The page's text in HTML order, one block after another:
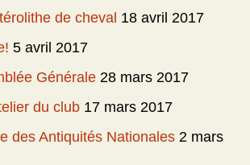
de cheval 18 avril 2017
5 avril 2017
Générale 28 mars 2017
du club 17 mars 2017
des Antiquités Nationales 2 mars